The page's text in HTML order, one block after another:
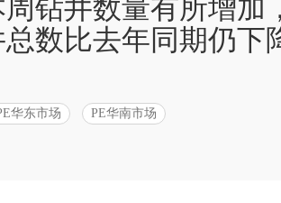
钻井数量有所增加
数比去年同期仍下
华东市场 PE华南市场